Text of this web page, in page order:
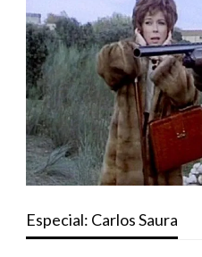
Especial: Carlos Saura